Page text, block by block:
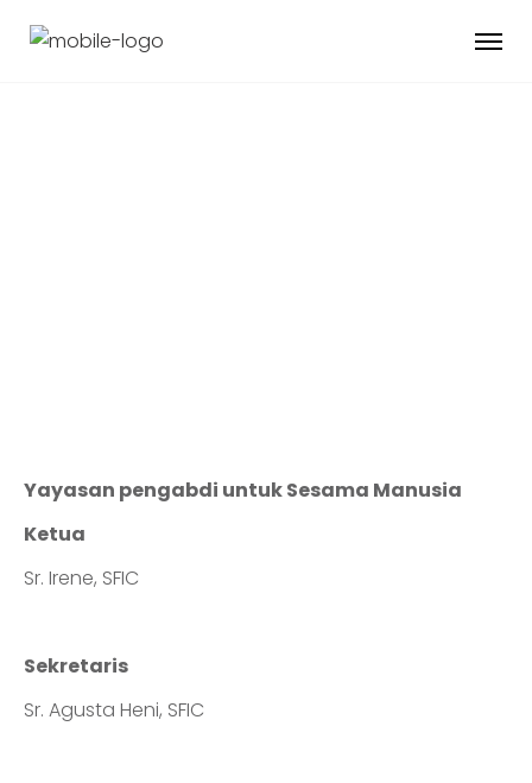
Yayasan pengabdi untuk Sesama Manusia
Ketua
Sr. Irene, SFIC
Sekretaris
Sr. Agusta Heni, SFIC